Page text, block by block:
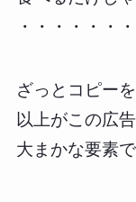
・・・・・・
ざっとコピー
以上がこの広
大まかな要素で